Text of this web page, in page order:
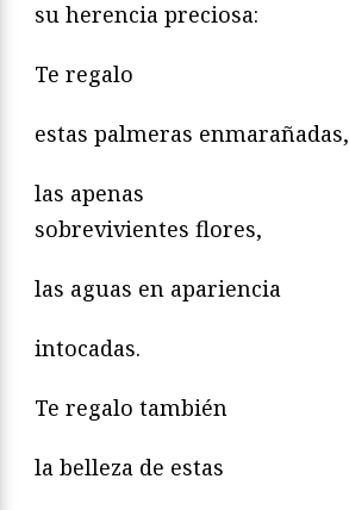
su herencia preciosa:
Te regalo
estas palmeras enmarañadas,
las apenas
sobrevivientes flores,
las aguas en apariencia
intocadas.
Te regalo también
la belleza de estas